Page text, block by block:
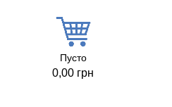
Пусто
0,00 грн